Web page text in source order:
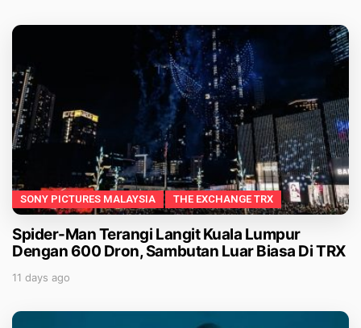
SONY PICTURES MALAYSIA THE EXCHANGE TRX
Spider-Man Terangi Langit Kuala Lumpur
Dengan 600 Dron, Sambutan Luar Biasa Di TRX
11 days ago